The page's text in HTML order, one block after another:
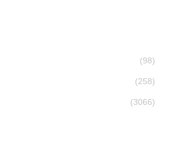
(98)
(258)
(3066)